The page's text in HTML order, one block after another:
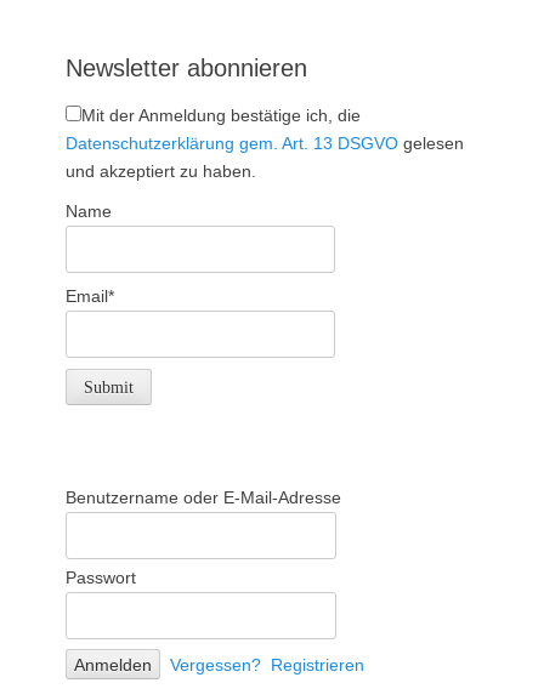
Newsletter abonnieren
Mit der Anmeldung bestätige ich, die
Datenschutzerklärung gem. Art. 13 DSGVO gelesen
und akzeptiert zu haben.
Name
Email*
Benutzername oder E-Mail-Adresse
Passwort
Vergessen? Registrieren